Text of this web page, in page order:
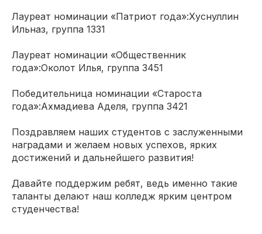
Лауреат номинации «Патриот года»:Хуснуллин
Ильназ, группа 1331
Лауреат номинации «Общественник
года»:Околот Илья, группа 3451
Победительница номинации «Староста
года»:Ахмадиева Аделя, группа 3421
Поздравляем наших студентов с заслуженными
наградами и желаем новых успехов, ярких
достижений и дальнейшего развития!
Давайте поддержим ребят, ведь именно такие
таланты делают наш колледж ярким центром
студенчества!